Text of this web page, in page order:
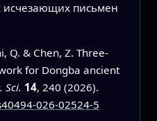
исчезающих письмен
Q. & Chen, Z. Three-
for Dongba ancient
Sci. 14, 240 (2026).
026-02524-5